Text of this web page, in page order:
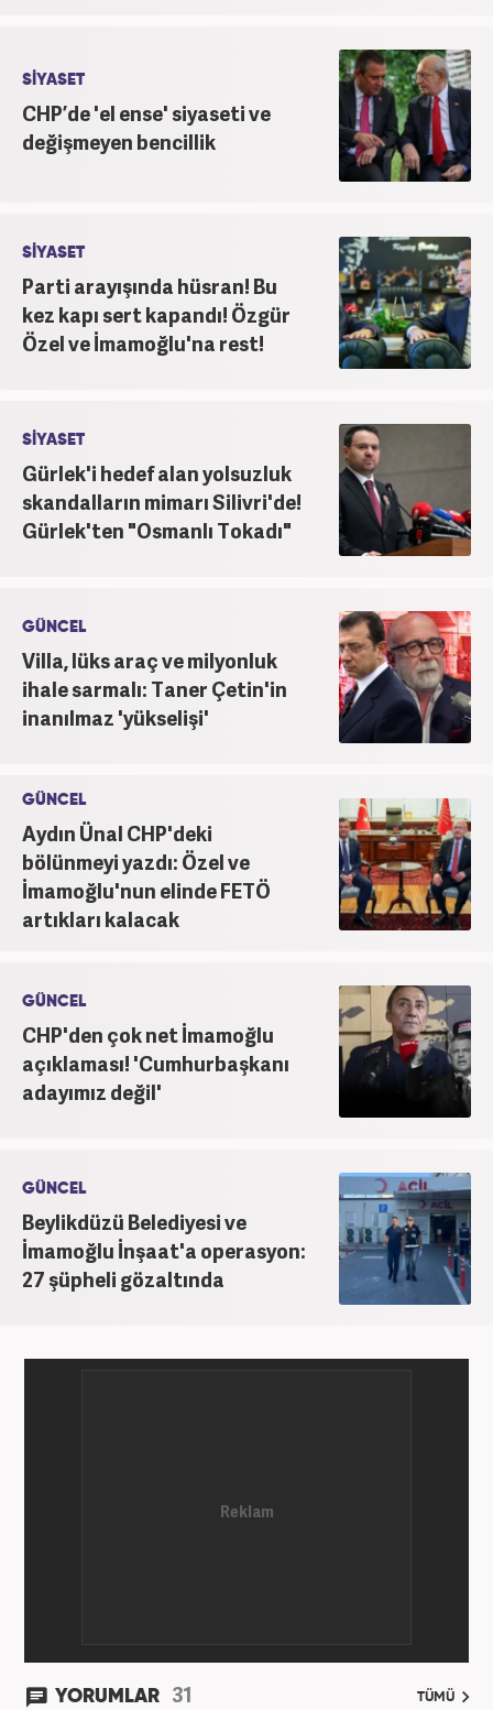
SİYASET
CHP’de 'el ense' siyaseti ve
değişmeyen bencillik
SİYASET
Parti arayışında hüsran! Bu
kez kapı sert kapandı! Özgür
Özel ve İmamoğlu'na rest!
SİYASET
Gürlek'i hedef alan yolsuzluk
skandalların mimarı Silivri'de!
Gürlek'ten "Osmanlı Tokadı"
GÜNCEL
Villa, lüks araç ve milyonluk
ihale sarmalı: Taner Çetin'in
inanılmaz 'yükselişi'
GÜNCEL
Aydın Ünal CHP'deki
bölünmeyi yazdı: Özel ve
İmamoğlu'nun elinde FETÖ
artıkları kalacak
GÜNCEL
CHP'den çok net İmamoğlu
açıklaması! 'Cumhurbaşkanı
adayımız değil'
GÜNCEL
Beylikdüzü Belediyesi ve
İmamoğlu İnşaat'a operasyon:
27 şüpheli gözaltında
YORUMLAR 31 TÜMÜ